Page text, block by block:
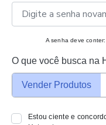
A senha deve
O que você busca na
Vender Produtos
Estou ciente e